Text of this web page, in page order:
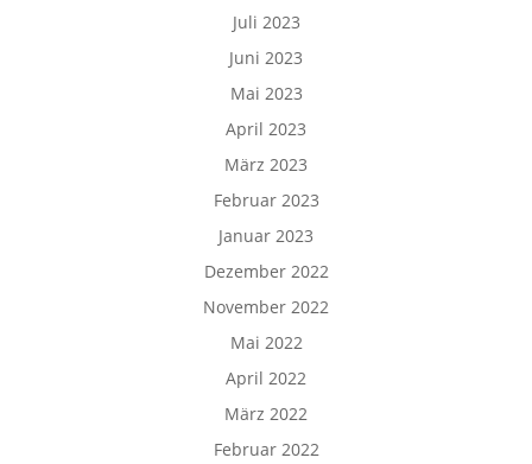
Juli 2023
Juni 2023
Mai 2023
April 2023
März 2023
Februar 2023
Januar 2023
Dezember 2022
November 2022
Mai 2022
April 2022
März 2022
Februar 2022